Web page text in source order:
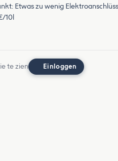
Etwas zu wenig
10l
te zien Einloggen